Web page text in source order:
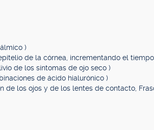
)
de la córnea, incrementando el
de los síntomas de ojo seco )
de ácido hialurónico )
de los ojos y de los lentes de contacto,